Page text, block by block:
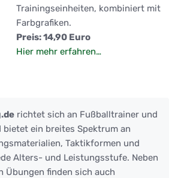
Trainingseinheiten, kombiniert mit
Farbgrafiken.
Preis: 14,90 Euro
Hier mehr erfahren…
richtet sich an Fußballtrainer und
ein breites Spektrum an
Taktikformen und
Alters- und Leistungsstufe. Neben
Übungen finden sich auch